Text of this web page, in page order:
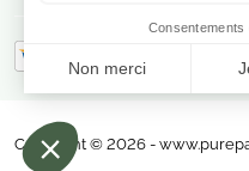
Copyright © 2026 -
Je consens également à recevoir
les offres promotionnelles.
Consultez notre politique de